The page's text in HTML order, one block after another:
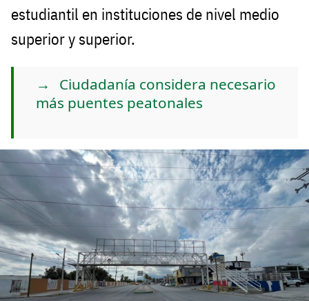
estudiantil en instituciones de nivel medio
superior y superior.
Ciudadanía considera necesario
más puentes peatonales